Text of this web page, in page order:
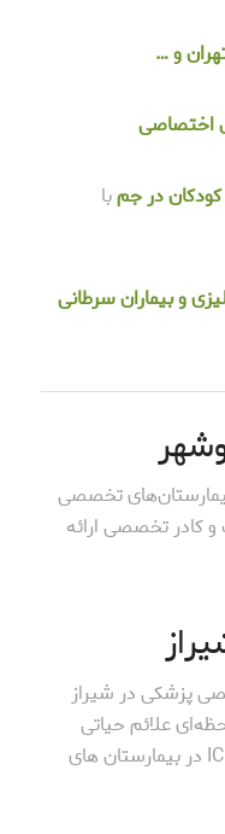
و …
اختصاصی
در جمبا
و بیماران سرطانی
تخصصی
کادر تخصصی ارائه
پزشکی در شیراز
علائم حیاتی
فراهم شده است. امکان رزرو تخت ICU در بیمارستان های